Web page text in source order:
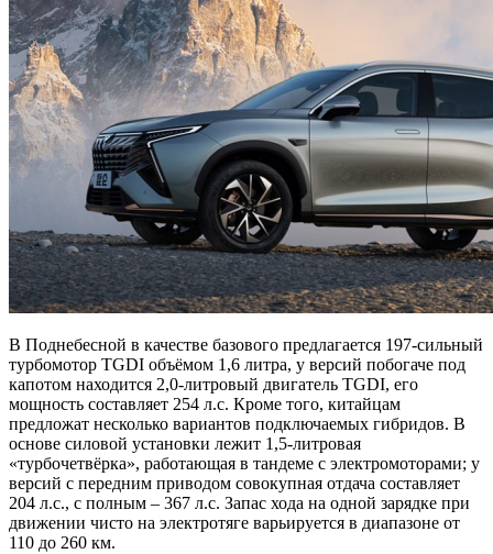
В Поднебесной в качестве базового предлагается 197-сильный
турбомотор TGDI объёмом 1,6 литра, у версий побогаче под
капотом находится 2,0-литровый двигатель TGDI, его
мощность составляет 254 л.с. Кроме того, китайцам
предложат несколько вариантов подключаемых гибридов. В
основе силовой установки лежит 1,5-литровая
«турбочетвёрка», работающая в тандеме с электромоторами; у
версий с передним приводом совокупная отдача составляет
204 л.с., с полным – 367 л.с. Запас хода на одной зарядке при
движении чисто на электротяге варьируется в диапазоне от
110 до 260 км.